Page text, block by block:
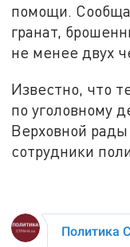
помощи.
гранат,
не менее двух
Известно, что
по уголовному
Верховной
сотрудники